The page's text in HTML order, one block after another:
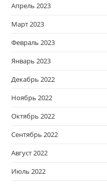
Апрель 2023
Март 2023
Февраль 2023
Январь 2023
Декабрь 2022
Ноябрь 2022
Октябрь 2022
Сентябрь 2022
Август 2022
Июль 2022